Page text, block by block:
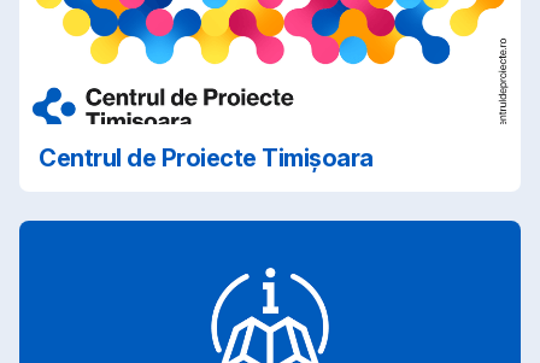
Centrul de Proiecte Timișoara